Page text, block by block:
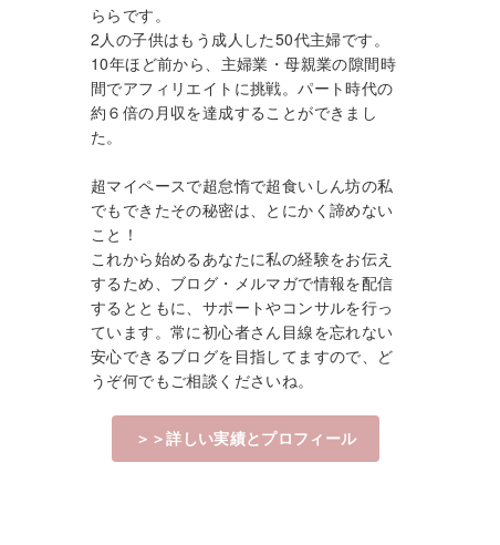
ららです。
2人の子供はもう成人した50代主婦です。
10年ほど前から、主婦業・母親業の隙間時
間でアフィリエイトに挑戦。パート時代の
約６倍の月収を達成することができまし
た。
超マイペースで超怠惰で超食いしん坊の私
でもできたその秘密は、とにかく諦めない
こと！
これから始めるあなたに私の経験をお伝え
するため、ブログ・メルマガで情報を配信
するとともに、サポートやコンサルを行っ
ています。常に初心者さん目線を忘れない
安心できるブログを目指してますので、ど
うぞ何でもご相談くださいね。
＞＞詳しい実績とプロフィール